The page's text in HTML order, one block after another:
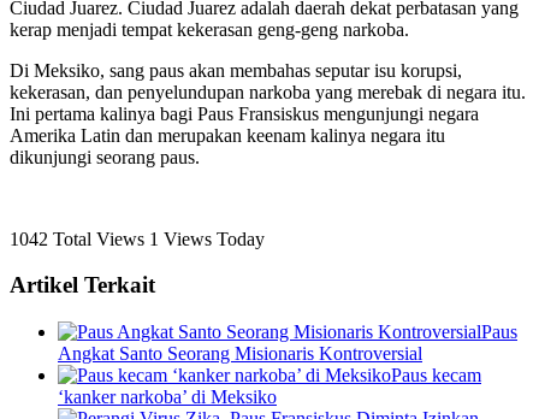
Ciudad Juarez. Ciudad Juarez adalah daerah dekat perbatasan yang
kerap menjadi tempat kekerasan geng-geng narkoba.
Di Meksiko, sang paus akan membahas seputar isu korupsi,
kekerasan, dan penyelundupan narkoba yang merebak di negara itu.
Ini pertama kalinya bagi Paus Fransiskus mengunjungi negara
Amerika Latin dan merupakan keenam kalinya negara itu
dikunjungi seorang paus.
1042 Total Views 1 Views Today
Artikel Terkait
Paus
Angkat Santo Seorang Misionaris Kontroversial
Paus kecam
‘kanker narkoba’ di Meksiko